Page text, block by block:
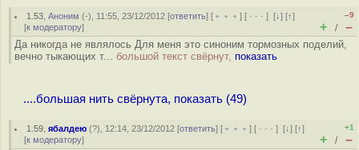
1.53 ,Аноним (-), 11:55, 23/12/2012 [ответить] [ ﹢﹢﹢] [ · · ·][↓] [↑]
[к модератору]
–9
+ / –
Да никогда не являлось Для меня это синоним тормозных поделий,
вечно тыкающих т... большой текст свёрнут, показать
....большая нить свёрнута, показать (49)
1.59 ,ябалдею (?), 12:14, 23/12/2012 [ответить] [ ﹢﹢﹢] [ · · ·][↓] [↑]
[к модератору]
+1
+ / –